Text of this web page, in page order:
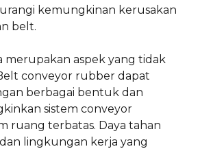
kemungkinan kerusakan
belt.
merupakan aspek yang tidak
conveyor rubber dapat
berbagai bentuk dan
sistem conveyor
ruang terbatas. Daya tahan
lingkungan kerja yang